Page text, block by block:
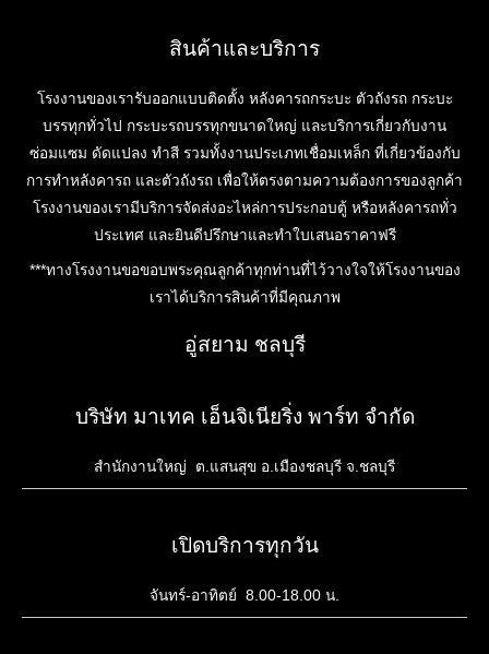
สินค้าและบริการ
โรงงานของเรารับออกแบบติดตั้ง หลังคารถกระบะ ตัวถังรถ กระบะ
บรรทุกทั่วไป กระบะรถบรรทุกขนาดใหญ่ และบริการเกี่ยวกับงาน
ซ่อมแซม ดัดแปลง ทำสี รวมทั้งงานประเภทเชื่อมเหล็ก ที่เกี่ยวข้องกับ
การทำหลังคารถ และตัวถังรถ เพื่อให้ตรงตามความต้องการของลูกค้า
โรงงานของเรามีบริการจัดส่งอะไหล่การประกอบตู้ หรือหลังคารถทั่ว
ประเทศ และยินดีปรึกษาและทำใบเสนอราคาฟรี
***ทางโรงงานขอขอบพระคุณลูกค้าทุกท่านที่ไว้วางใจให้โรงงานของ
เราได้บริการสินค้าที่มีคุณภาพ
อู่สยาม ชลบุรี
บริษัท มาเทค เอ็นจิเนียริ่ง พาร์ท จำกัด
สำนักงานใหญ่ ต.แสนสุข อ.เมืองชลบุรี จ.ชลบุรี
เปิดบริการทุกวัน
จันทร์-อาทิตย์ 8.00-18.00 น.